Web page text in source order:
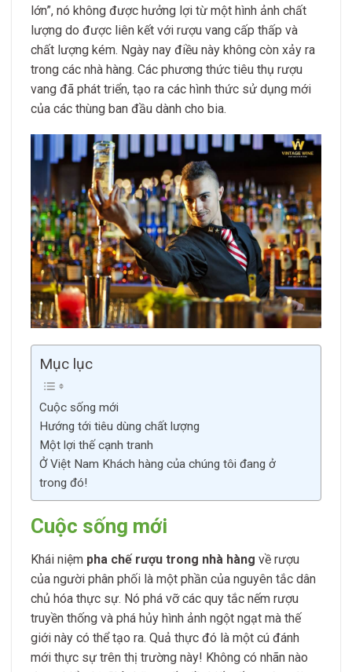
lớn”, nó không được hưởng lợi từ một hình ảnh chất
lượng do được liên kết với rượu vang cấp thấp và
chất lượng kém. Ngày nay điều này không còn xảy ra
trong các nhà hàng. Các phương thức tiêu thụ rượu
vang đã phát triển, tạo ra các hình thức sử dụng mới
của các thùng ban đầu dành cho bia.
Mục lục
Cuộc sống mới
Hướng tới tiêu dùng chất lượng
Một lợi thế cạnh tranh
Ở Việt Nam Khách hàng của chúng tôi đang ở
trong đó!
Cuộc sống mới
Khái niệm pha chế rượu trong nhà hàng về rượu
của người phân phối là một phần của nguyên tắc dân
chủ hóa thực sự. Nó phá vỡ các quy tắc nếm rượu
truyền thống và phá hủy hình ảnh ngột ngạt mà thế
giới này có thể tạo ra. Quả thực đó là một cú đánh
mới thực sự trên thị trường này! Không có nhãn nào